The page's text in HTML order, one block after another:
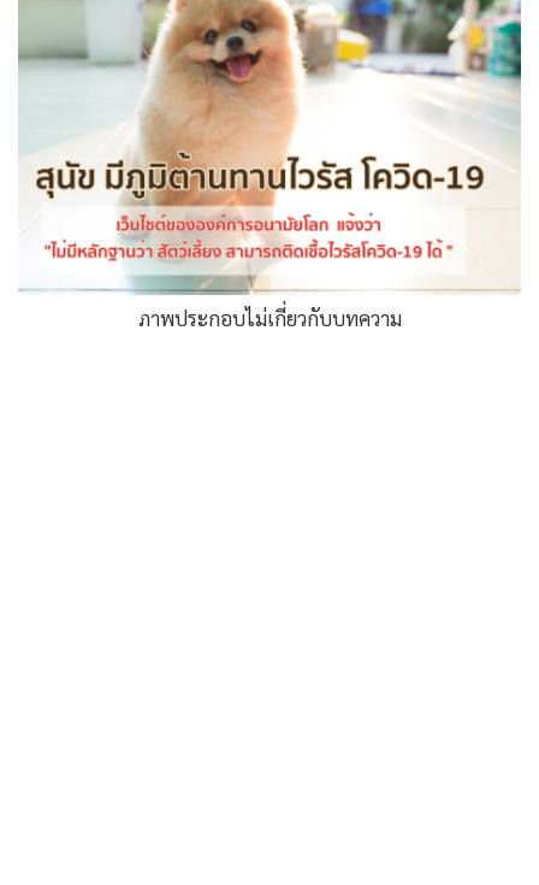
ภาพประกอบไม่เกี่ยวกับบทความ